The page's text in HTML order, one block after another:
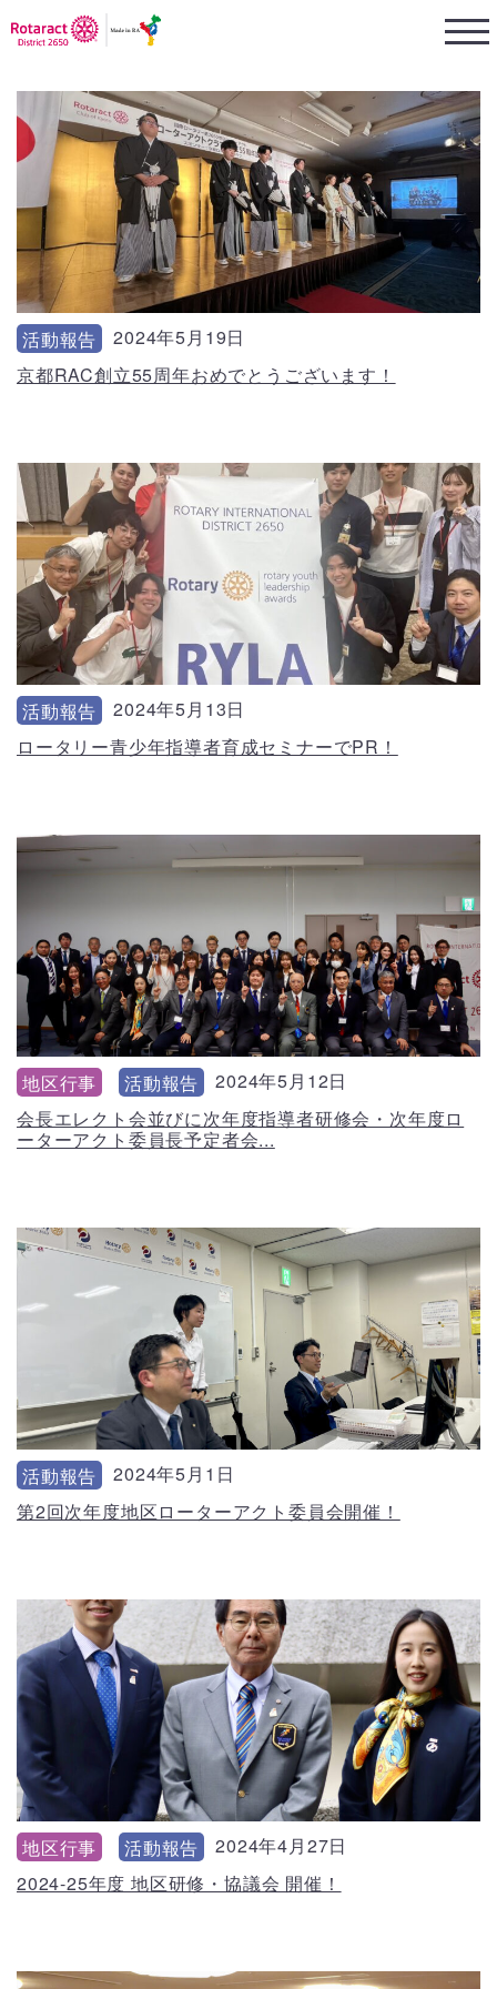
活動報告
2024年5月19日
京都RAC創立55周年おめでとうございます！
活動報告
2024年5月13日
ロータリー青少年指導者育成セミナーでPR！
地区行事 活動報告
2024年5月12日
会長エレクト会並びに次年度指導者研修会・次年度ロ
ーターアクト委員長予定者会...
活動報告
2024年5月1日
第2回次年度地区ローターアクト委員会開催！
地区行事 活動報告
2024年4月27日
2024-25年度 地区研修・協議会 開催！